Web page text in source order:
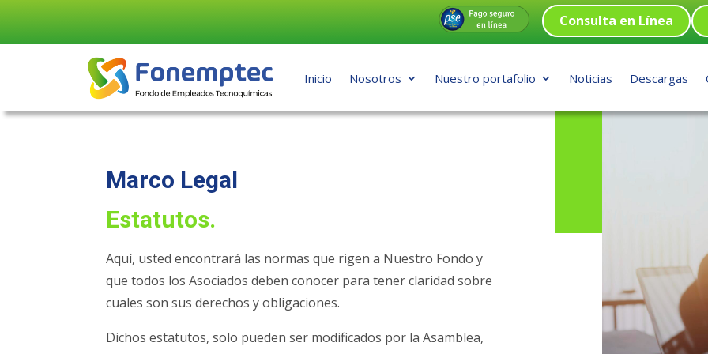
Consulta en Línea
Consulta en Línea
Inicio Nosotros Nuestro portafolio Noticias Descargas
Marco Legal
Estatutos.
Aquí, usted encontrará las normas que rigen a Nuestro Fondo y
que todos los Asociados deben conocer para tener claridad sobre
cuales son sus derechos y obligaciones.
Dichos estatutos, solo pueden ser modificados por la Asamblea,